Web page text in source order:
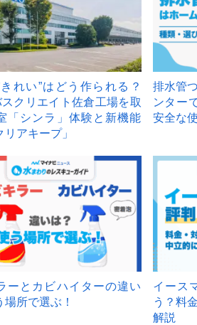
れい”はどう作られる？
クリエイト佐倉工場を取
「シンラ」体験と新機能
リアキープ」
排水管
ンター
安全な
ーとカビハイターの違い
場所で選ぶ！
イース
う？料
解説